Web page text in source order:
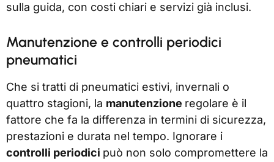
sulla guida, con costi chiari e servizi già inclusi.
Manutenzione e controlli periodici
pneumatici
Che si tratti di pneumatici estivi, invernali o
quattro stagioni, la manutenzione regolare è il
fattore che fa la differenza in termini di sicurezza,
prestazioni e durata nel tempo. Ignorare i
controlli periodici può non solo compromettere la